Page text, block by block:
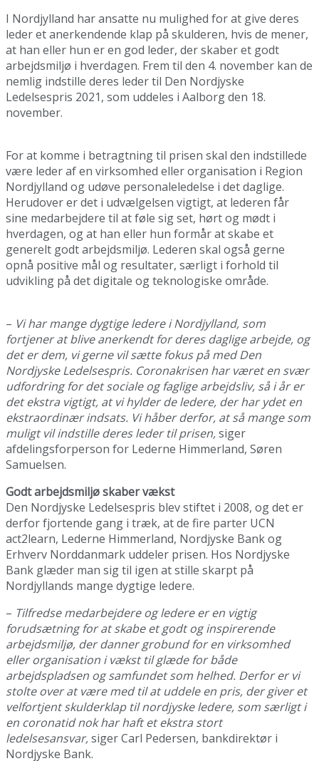
I Nordjylland har ansatte nu mulighed for at give deres
leder et anerkendende klap på skulderen, hvis de mener,
at han eller hun er en god leder, der skaber et godt
arbejdsmiljø i hverdagen. Frem til den 4. november kan de
nemlig indstille deres leder til Den Nordjyske
Ledelsespris 2021, som uddeles i Aalborg den 18.
november.
For at komme i betragtning til prisen skal den indstillede
være leder af en virksomhed eller organisation i Region
Nordjylland og udøve personaleledelse i det daglige.
Herudover er det i udvælgelsen vigtigt, at lederen får
sine medarbejdere til at føle sig set, hørt og mødt i
hverdagen, og at han eller hun formår at skabe et
generelt godt arbejdsmiljø. Lederen skal også gerne
opnå positive mål og resultater, særligt i forhold til
udvikling på det digitale og teknologiske område.
– Vi har mange dygtige ledere i Nordjylland, som
fortjener at blive anerkendt for deres daglige arbejde, og
det er dem, vi gerne vil sætte fokus på med Den
Nordjyske Ledelsespris. Coronakrisen har været en svær
udfordring for det sociale og faglige arbejdsliv, så i år er
det ekstra vigtigt, at vi hylder de ledere, der har ydet en
ekstraordinær indsats. Vi håber derfor, at så mange som
muligt vil indstille deres leder til prisen,siger
afdelingsforperson for Lederne Himmerland, Søren
Samuelsen.
Godt arbejdsmiljø skaber vækst
Den Nordjyske Ledelsespris blev stiftet i 2008, og det er
derfor fjortende gang i træk, at de fire parter UCN
act2learn, Lederne Himmerland, Nordjyske Bank og
Erhverv Norddanmark uddeler prisen. Hos Nordjyske
Bank glæder man sig til igen at stille skarpt på
Nordjyllands mange dygtige ledere.
– Tilfredse medarbejdere og ledere er en vigtig
forudsætning for at skabe et godt og inspirerende
arbejdsmiljø, der danner grobund for en virksomhed
eller organisation i vækst til glæde for både
arbejdspladsen og samfundet som helhed. Derfor er vi
stolte over at være med til at uddele en pris, der giver et
velfortjent skulderklap til nordjyske ledere, som særligt i
en coronatid nok har haft et ekstra stort
ledelsesansvar,siger Carl Pedersen, bankdirektør i
Nordjyske Bank.